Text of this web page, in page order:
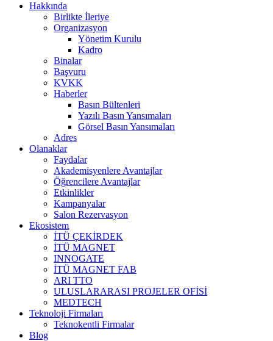
Hakkında
Birlikte İleriye
Organizasyon
Yönetim Kurulu
Kadro
Binalar
Başvuru
KVKK
Haberler
Basın Bültenleri
Yazılı Basın Yansımaları
Görsel Basın Yansımaları
Adres
Olanaklar
Faydalar
Akademisyenlere Avantajlar
Öğrencilere Avantajlar
Etkinlikler
Kampanyalar
Salon Rezervasyon
Ekosistem
İTÜ ÇEKİRDEK
İTÜ MAGNET
INNOGATE
İTÜ MAGNET FAB
ARI TTO
ULUSLARARASI PROJELER OFİSİ
MEDTECH
Teknoloji Firmaları
Teknokentli Firmalar
Blog